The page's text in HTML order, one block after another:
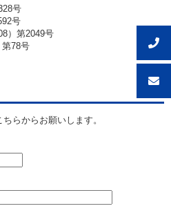
号
号
）第2049号
78号
らからお願いします。